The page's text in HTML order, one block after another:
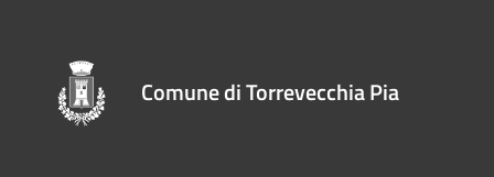
Comune di Torrevecchia Pia